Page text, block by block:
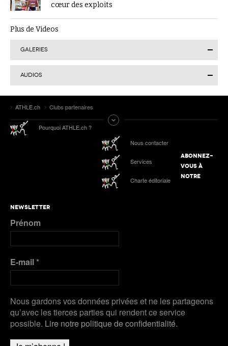
cœur des exploits
Plus de Videos
GALERIES
ATHLE.ch aux Mondiaux indoor 2025 à Nanjing :
tous les liens de notre suivi spécial
ATHLE.ch à l’Euro indoor 2025 à Apeldoorn
AUDIOS
Tokyo 2025 | Le Podcast d’ATHLE.ch | Jour 9 :
Werro 6e de sa 1ère finale mondiale en plein air
Podcast n°4 : Grand Slam Track, grande
première à Kingston
Nanjing 2025 | Podcast Jour 3 : MÉDAILLES
Plus de Audios
ATHLE.ch Clubs partenaires
Pourquoi ATHLE.ch ?
Nous contacter
Services
Charte éditoriale
ABONNEZ-
VOUS À
NOTRE
NEWSLETTER
Prénom
E-mail*
Nous gardons vos données privées et ne les partageons
qu’avec les tierces parties qui rendent ce service
possible. Lire notre politique de confidentialité.